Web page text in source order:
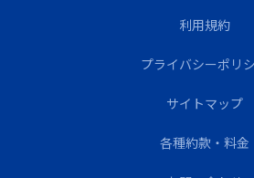
利用規約
プライバシーポリ
サイトマップ
各種約款・料金